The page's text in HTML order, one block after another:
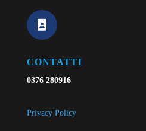

CONTATTI
0376 280916
Privacy Policy